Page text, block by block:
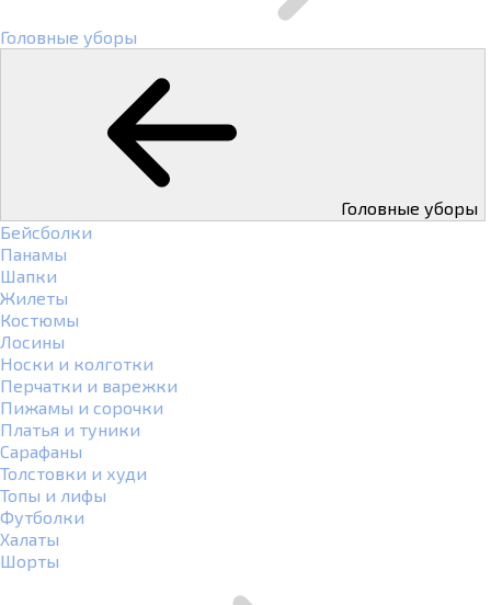
Головные уборы
Головные уборы
Бейсболки
Панамы
Шапки
Жилеты
Костюмы
Лосины
Носки и колготки
Перчатки и варежки
Пижамы и сорочки
Платья и туники
Сарафаны
Толстовки и худи
Топы и лифы
Футболки
Халаты
Шорты